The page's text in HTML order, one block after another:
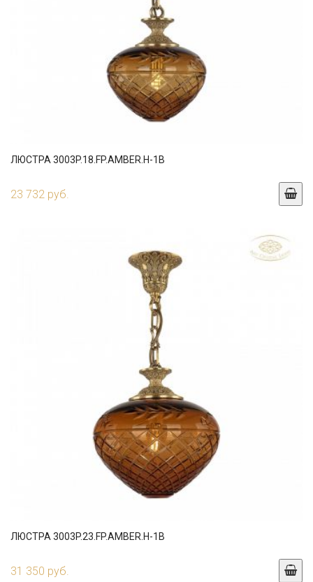
ЛЮСТРА 3003P.18.FP.AMBER.H-1B
23 732 руб.
ЛЮСТРА 3003P.23.FP.AMBER.H-1B
31 350 руб.